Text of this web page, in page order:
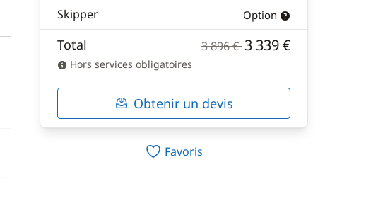
Skipper Option
Total 3 896 € 3 339 €
Hors services obligatoires
Obtenir un devis
Favoris